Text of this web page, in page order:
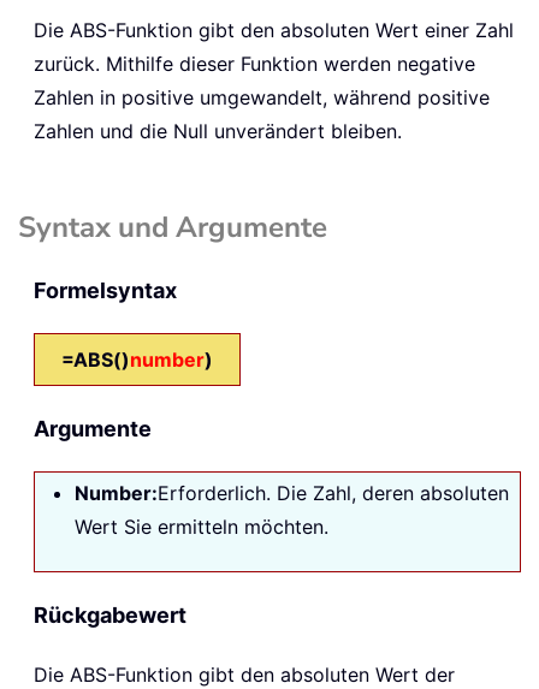
Die ABS-Funktion gibt den absoluten Wert einer Zahl
zurück. Mithilfe dieser Funktion werden negative
Zahlen in positive umgewandelt, während positive
Zahlen und die Null unverändert bleiben.
Syntax und Argumente
Formelsyntax
=ABS()number)
Argumente
Number:Erforderlich. Die Zahl, deren absoluten
Wert Sie ermitteln möchten.
Rückgabewert
Die ABS-Funktion gibt den absoluten Wert der